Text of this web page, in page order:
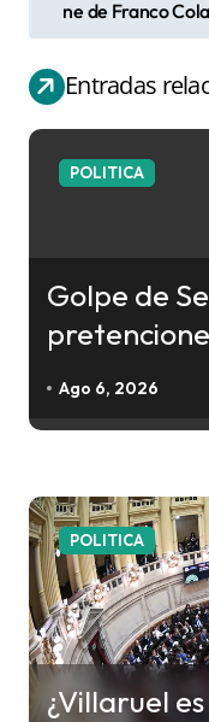
e
g
e
r
a
d
a
s
ne de Franco
Entradas
POLITICA
Golpe de
Ago 6, 2026
POLITICA
¿Villaruel